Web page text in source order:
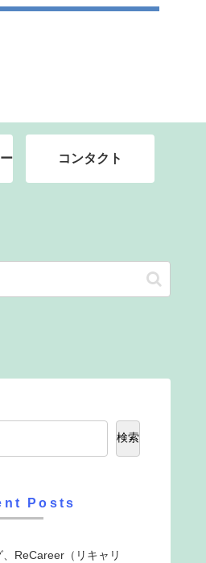
コンタクト
検索
Posts
ReCareer（リキャリ